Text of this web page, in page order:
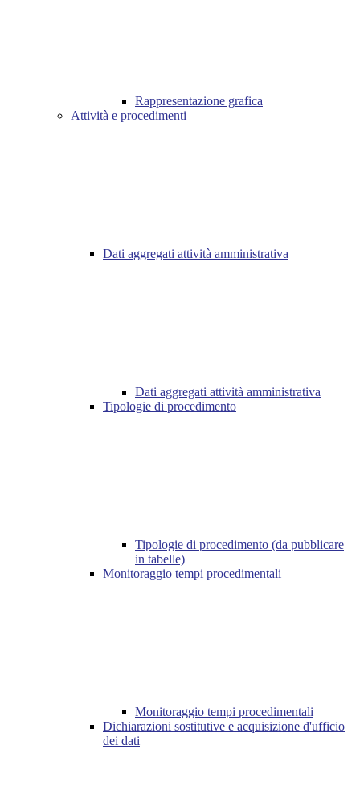
Rappresentazione grafica
Attività e procedimenti
Dati aggregati attività amministrativa
Dati aggregati attività amministrativa
Tipologie di procedimento
Tipologie di procedimento (da pubblicare
in tabelle)
Monitoraggio tempi procedimentali
Monitoraggio tempi procedimentali
Dichiarazioni sostitutive e acquisizione d'ufficio
dei dati